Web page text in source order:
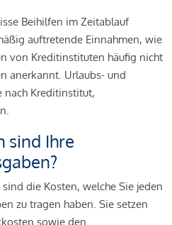
Beihilfen im Zeitablauf
auftretende Einnahmen, wie
von Kreditinstituten häufig nicht
anerkannt. Urlaubs- und
nach Kreditinstitut,
sind Ihre
die Kosten, welche Sie jeden
zu tragen haben. Sie setzen
sowie den